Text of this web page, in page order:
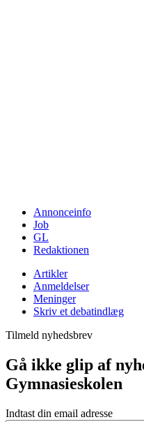
Annonceinfo
Job
GL
Redaktionen
Artikler
Anmeldelser
Meninger
Skriv et debatindlæg
Tilmeld nyhedsbrev
Gå ikke glip af
Gymnasieskolen
Indtast din email adresse